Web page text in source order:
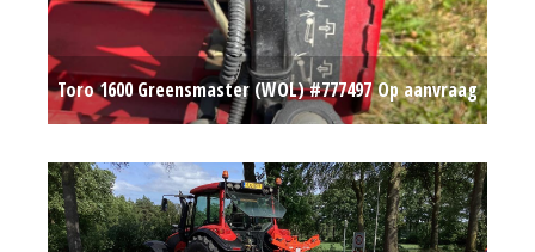
Toro 1600 Greensmaster (WOL) #777497 Op aanvraag